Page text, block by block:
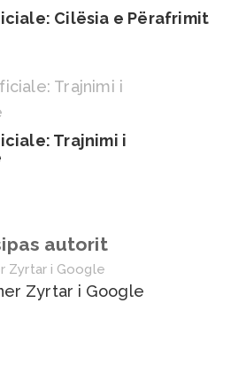
Cilësia e Përafrimit
Trajnimi i
autorit
Zyrtar i Google